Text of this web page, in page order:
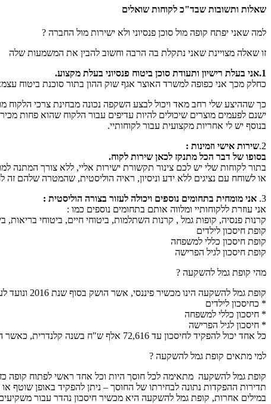
שאלות ותשובות שבד"כ לקוחות שואלים
למה שאני יפתח קופה מול סוכן פנסיוני ולא ישירות מול החברה ?
זו שאלה מצויינת שאני נתקלת בה הרבה וחשוב להבין את המשמעות שלה
1.אני בעלת רישיון ותעודת סוכן ביטוח פנסיוני בעלת מקצוע.
כחלק מכך אני כפופה למשרד האוצר אגף שוק ההון בתור סוכנת ביטוח
כך שההיצע שלי רחב מאד ויכול לבצע השקפה נכונה מבחינת צרכי הלקוח
ישנם לפעמים מוצרים שיכולים להיות עדיפים עבור הלקוח שהוא פחות מכיר
בנוסף יש לי אחריות מקצועית עבור לקוחותיי.
2. שירות אישי וזמינות :
בסופו של דבר הכל מתנקז לכאן שירות לקוח.
בתור לקוחות שלי יש לכם צינור תקשורת ישירות אליי, ללא צורך המתנה
או לשוחח עם נציגים ללא ידע וניסיון, ראיה הוליסטית, שהמטרה שלהם
3. אני מומחית בתחומים נוספים ויכולה לעזור בצורה הוליסטית :
אני עוזרת ללקוחותיי ומלווה אותם בתחומים נוספים כמו :
קרנות פנסיה, קופות גמל , קרנות השתלמות, ביטוחי חיים, ביטוחי
קופת חיסכון לילדים
קופת חיסכון כללי למשפחה
קופת חיסכון לגיל הפרישה
מהי קופת גמל להשקעה ?
קופת גמל להשקעה הינו מכשיר פיננסי, אשר הושק בסוף שנת 2016 ונועד לעודד את הציבור לחסוך יותר כסף לעתיד.
* כחיסכון לילדים
* חיסכון כללי למשפחה
* חיסכון לגיל הפרישה
כל אחד יכול להפקיד לחיסכון עד 72,616 אלף ש"ח בשנה קלנדרית, כאשר המכשיר כולל הטבה ייחודית לחוסכים אחרי גיל 60
למי מתאים קופת גמל להשקעה ?
קופת גמל להשקעה מתאימה לכל חוסך היות וכל אחד ראשי לפתוח קופה
תדירות ההפקדות נתונה לבחירתו של החוסך – ניתן להפקיד באופן שוטף
במילים אחרות, קופת גמל להשקעה היא מכשיר חיסכון נהדר עבור